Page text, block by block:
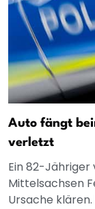
Auto fängt
verletzt
Ein 82-Jähriger
Mittelsachsen
Ursache klären.